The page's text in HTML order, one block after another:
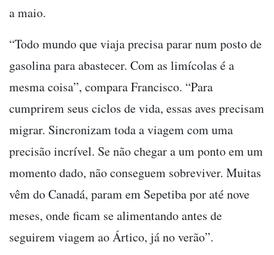
a maio.
“Todo mundo que viaja precisa parar num posto de
gasolina para abastecer. Com as limícolas é a
mesma coisa”, compara Francisco. “Para
cumprirem seus ciclos de vida, essas aves precisam
migrar. Sincronizam toda a viagem com uma
precisão incrível. Se não chegar a um ponto em um
momento dado, não conseguem sobreviver. Muitas
vêm do Canadá, param em Sepetiba por até nove
meses, onde ficam se alimentando antes de
seguirem viagem ao Ártico, já no verão”.